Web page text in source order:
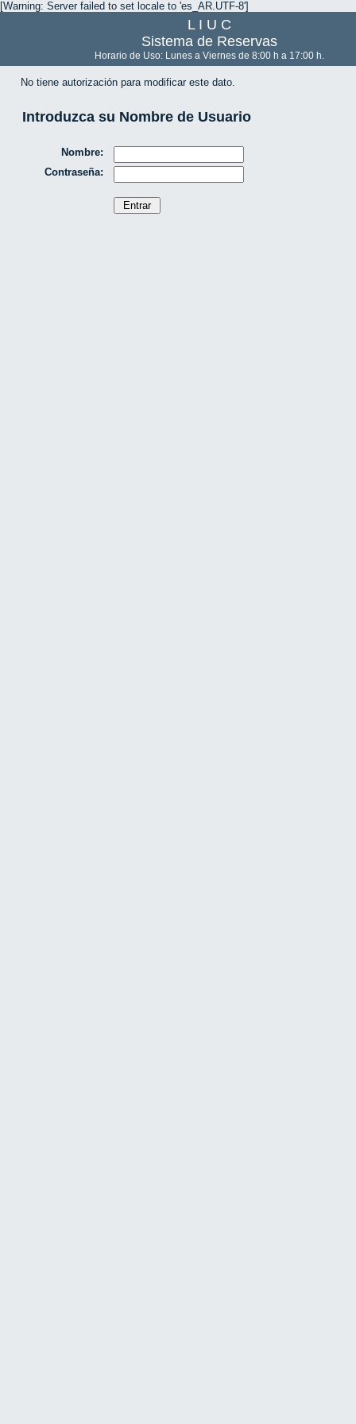
[Warning: Server failed to set locale to 'es_AR.UTF-8']
L I U C
Sistema de Reservas
Horario de Uso: Lunes a Viernes de 8:00 h a 17:00 h.
No tiene autorización para modificar este dato.
Introduzca su Nombre de Usuario
Nombre:
Contraseña: